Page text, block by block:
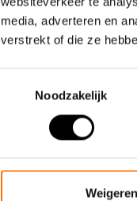
media, adverteren en
verstrekt of die ze
Noodzakelijk
Weigeren